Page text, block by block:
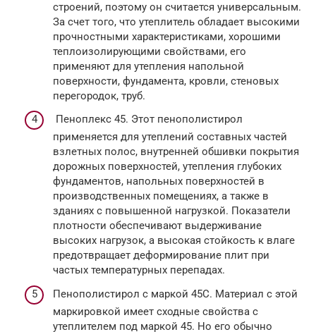
строений, поэтому он считается универсальным.
За счет того, что утеплитель обладает высокими
прочностными характеристиками, хорошими
теплоизолирующими свойствами, его
применяют для утепления напольной
поверхности, фундамента, кровли, стеновых
перегородок, труб.
Пеноплекс 45. Этот пенополистирол
применяется для утеплений составных частей
взлетных полос, внутренней обшивки покрытия
дорожных поверхностей, утепления глубоких
фундаментов, напольных поверхностей в
производственных помещениях, а также в
зданиях с повышенной нагрузкой. Показатели
плотности обеспечивают выдерживание
высоких нагрузок, а высокая стойкость к влаге
предотвращает деформирование плит при
частых температурных перепадах.
Пенополистирол с маркой 45С. Материал с этой
маркировкой имеет сходные свойства с
утеплителем под маркой 45. Но его обычно